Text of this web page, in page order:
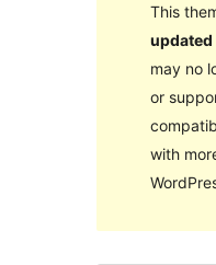
This
updated
may no
or
with